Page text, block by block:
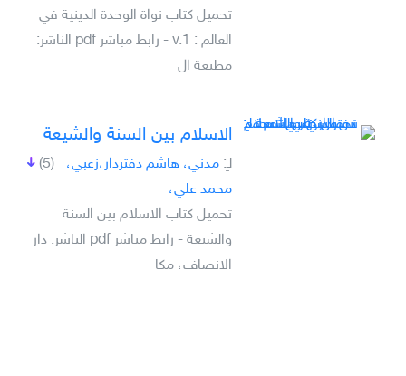
تحميل كتاب نواة الوحدة الدينية في
العالم : v.1 - رابط مباشر pdf الناشر:
مطبعة ال
الاسلام بين السنة والشيعة
(5) لـِ: مدني، هاشم دفتردار،زعبي،
محمد علي،
تحميل كتاب الاسلام بين السنة
والشيعة - رابط مباشر pdf الناشر: دار
الانصاف، مكا